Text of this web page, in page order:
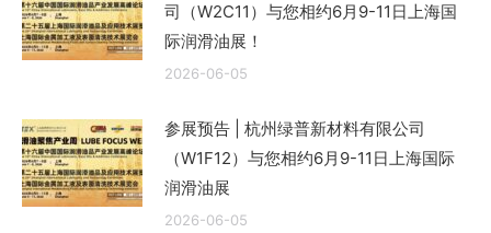
司（W2C11）与您相约6月9-11日上海国
际润滑油展！
2026-06-05
参展预告 | 杭州绿普新材料有限公司
（W1F12）与您相约6月9-11日上海国际
润滑油展
2026-06-05